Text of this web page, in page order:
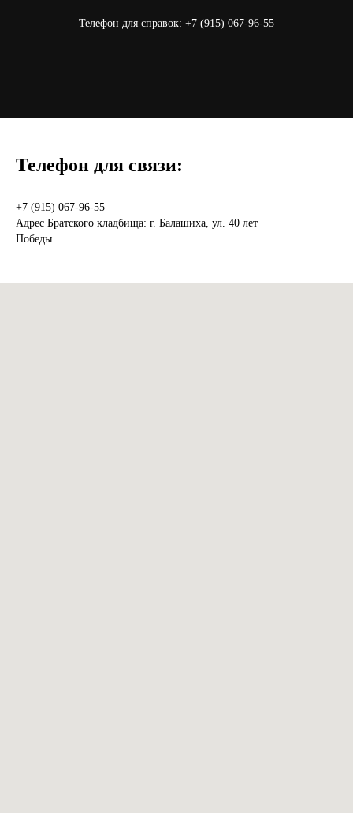
Телефон для справок: +7 (915) 067-96-55
Телефон для связи:
+7 (915) 067-96-55
Адрес Братского кладбища: г. Балашиха, ул. 40 лет
Победы.